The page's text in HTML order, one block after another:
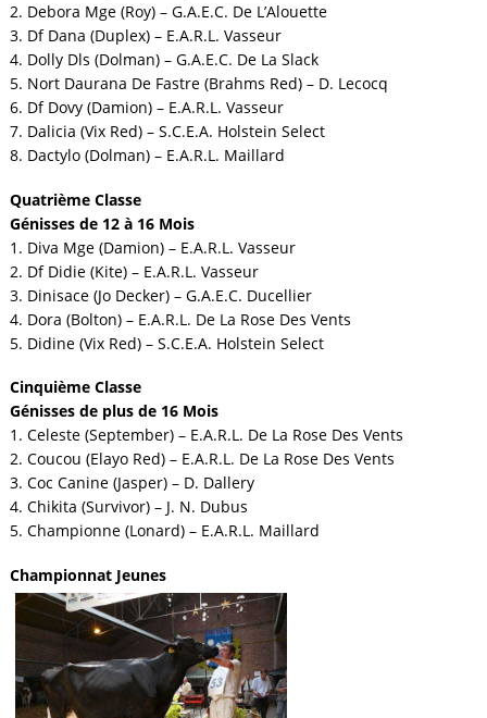
2. Debora Mge (Roy) – G.A.E.C. De L’Alouette
3. Df Dana (Duplex) – E.A.R.L. Vasseur
4. Dolly Dls (Dolman) – G.A.E.C. De La Slack
5. Nort Daurana De Fastre (Brahms Red) – D. Lecocq
6. Df Dovy (Damion) – E.A.R.L. Vasseur
7. Dalicia (Vix Red) – S.C.E.A. Holstein Select
8. Dactylo (Dolman) – E.A.R.L. Maillard
Quatrième Classe
Génisses de 12 à 16 Mois
1. Diva Mge (Damion) – E.A.R.L. Vasseur
2. Df Didie (Kite) – E.A.R.L. Vasseur
3. Dinisace (Jo Decker) – G.A.E.C. Ducellier
4. Dora (Bolton) – E.A.R.L. De La Rose Des Vents
5. Didine (Vix Red) – S.C.E.A. Holstein Select
Cinquième Classe
Génisses de plus de 16 Mois
1. Celeste (September) – E.A.R.L. De La Rose Des Vents
2. Coucou (Elayo Red) – E.A.R.L. De La Rose Des Vents
3. Coc Canine (Jasper) – D. Dallery
4. Chikita (Survivor) – J. N. Dubus
5. Championne (Lonard) – E.A.R.L. Maillard
Championnat Jeunes